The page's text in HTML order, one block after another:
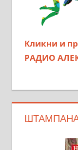
Кликни и
РАДИО